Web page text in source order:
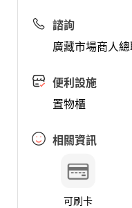
諮詢
廣藏市場商人
便利設施
置物櫃
相關資訊
可刷卡